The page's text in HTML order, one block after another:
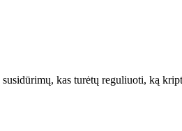
kas turėtų reguliuoti, ką